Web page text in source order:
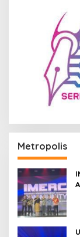
Metropolis